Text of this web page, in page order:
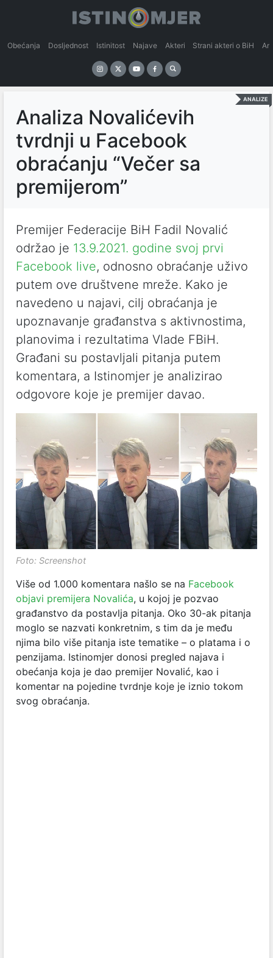
Obećanja Dosljednost Istinitost Najave Akteri Strani akteri o BiH
ANALIZE
Analiza Novalićevih
tvrdnji u Facebook
obraćanju “Večer sa
premijerom”
Premijer Federacije BiH Fadil Novalić
održao je 13.9.2021. godine svoj prvi
Facebook live, odnosno obraćanje uživo
putem ove društvene mreže. Kako je
navedeno u najavi, cilj obraćanja je
upoznavanje građanstva s aktivnostima,
planovima i rezultatima Vlade FBiH.
Građani su postavljali pitanja putem
komentara, a Istinomjer je analizirao
odgovore koje je premijer davao.
Foto: Screenshot
Više od 1.000 komentara našlo se na Facebook
objavi premijera Novalića, u kojoj je pozvao
građanstvo da postavlja pitanja. Oko 30-ak pitanja
moglo se nazvati konkretnim, s tim da je među
njima bilo više pitanja iste tematike – o platama i o
penzijama. Istinomjer donosi pregled najava i
obećanja koja je dao premijer Novalić, kao i
komentar na pojedine tvrdnje koje je iznio tokom
svog obraćanja.